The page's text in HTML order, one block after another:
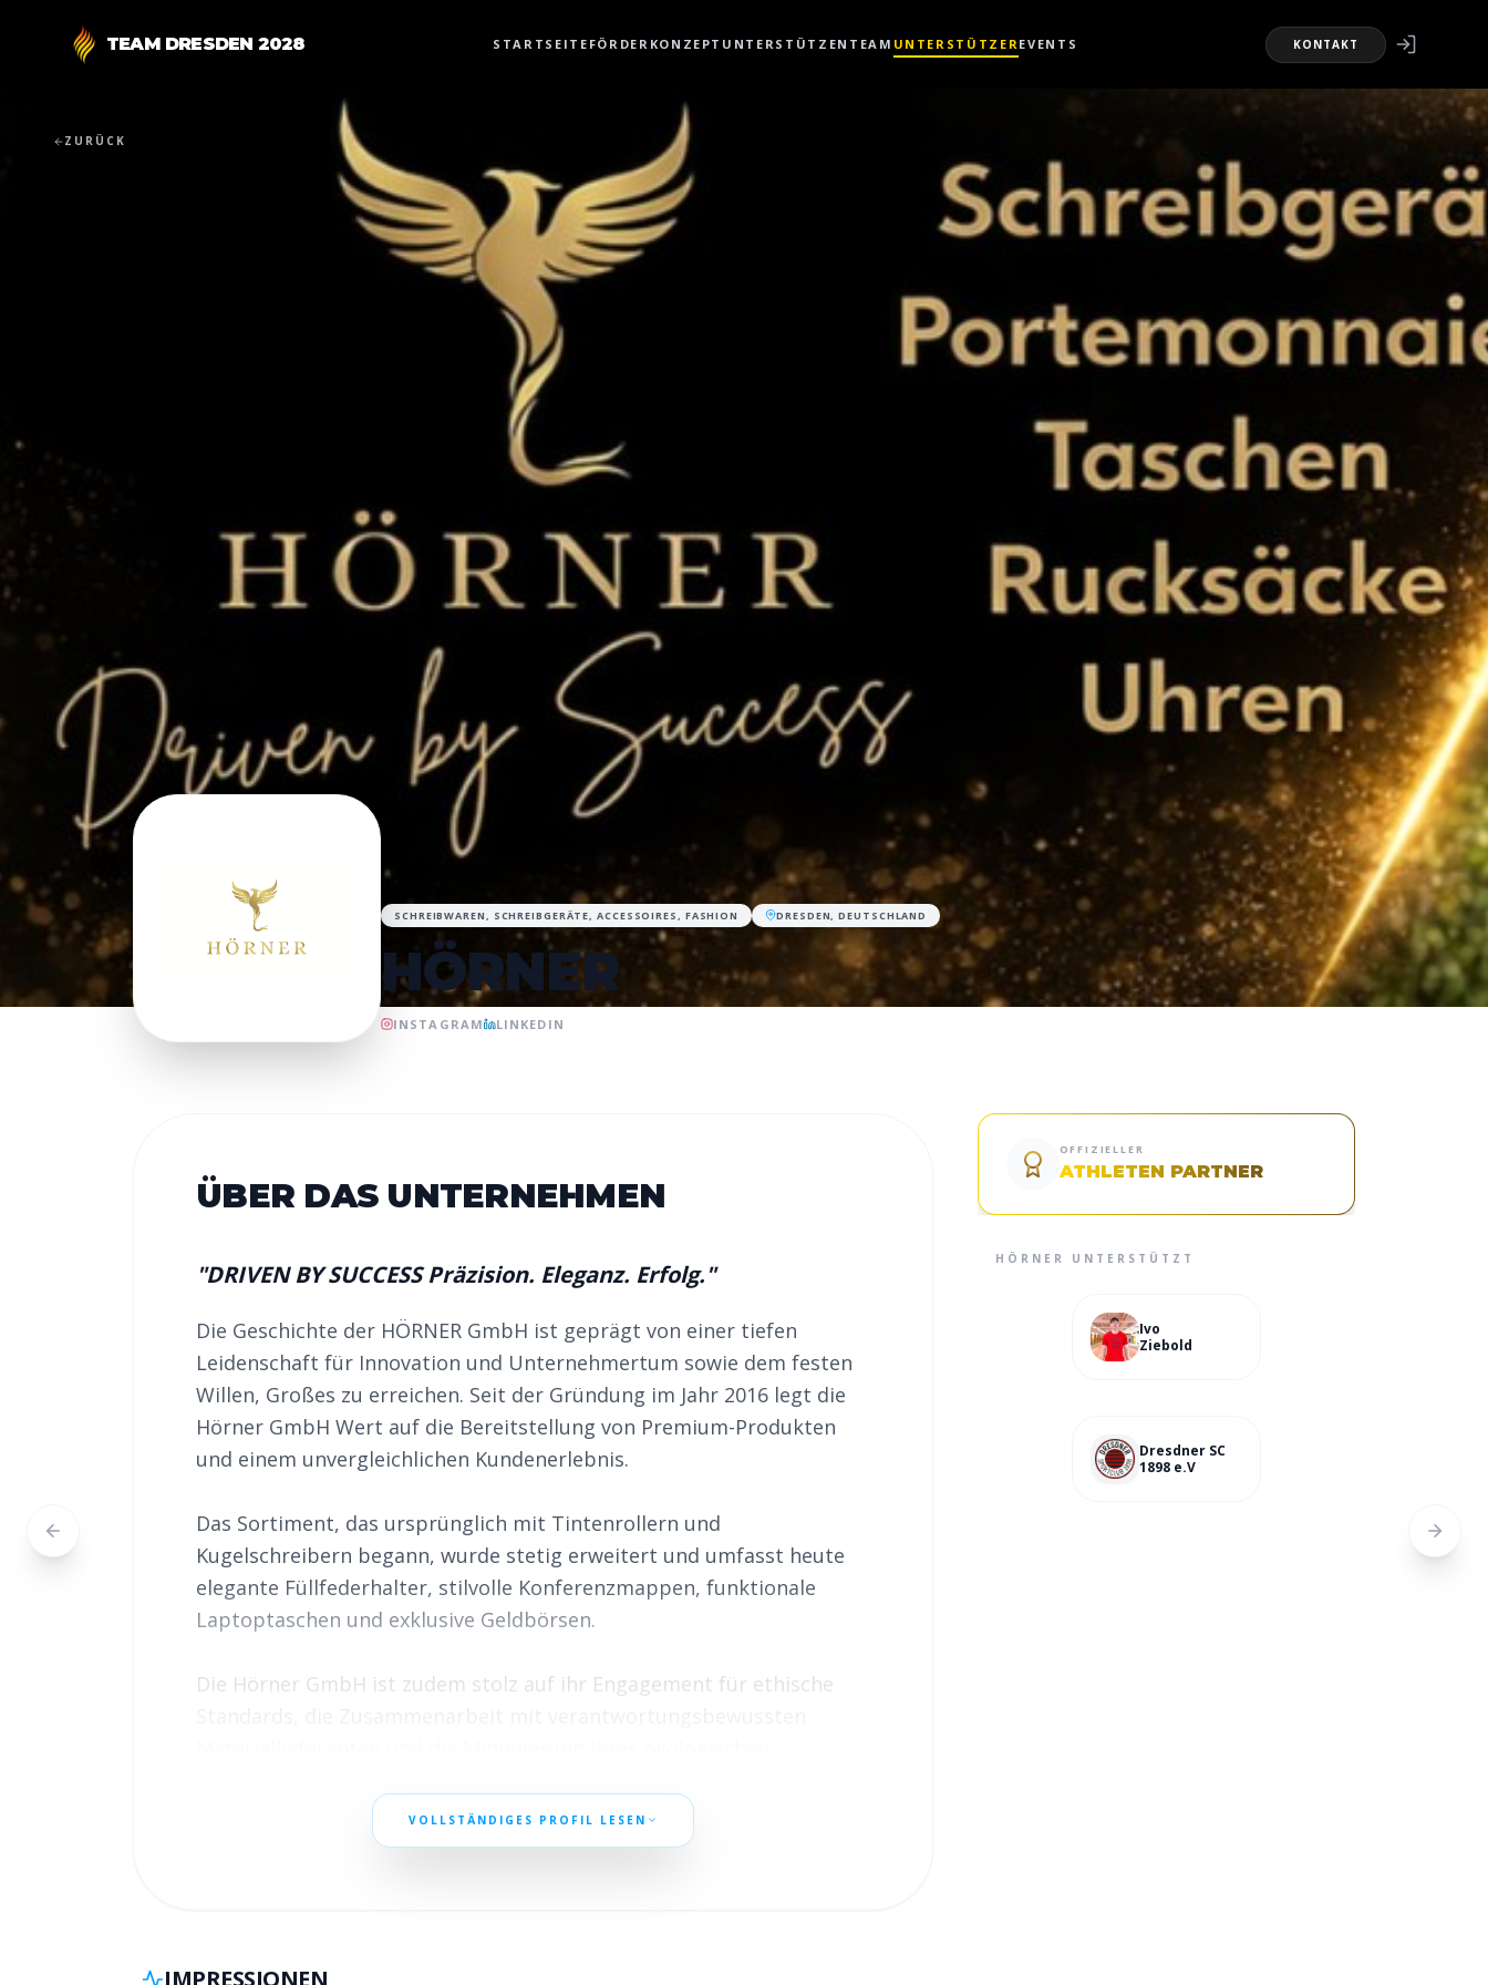
TEAM DRESDEN 2028 STARTSEITE FÖRDERKONZEPT UNTERSTÜTZEN TEAM UNTERSTÜTZEREVENTS KONTAKT
ZURÜCK
SCHREIBWAREN, SCHREIBGERÄTE, ACCESSOIRES, FASHION DRESDEN, DEUTSCHLAND
HÖRNER
INSTAGRAM LINKEDIN
ÜBER DAS UNTERNEHMEN
"DRIVEN BY SUCCESS Präzision. Eleganz. Erfolg."
Die Geschichte der HÖRNER GmbH ist geprägt von einer tiefen
Leidenschaft für Innovation und Unternehmertum sowie dem festen
Willen, Großes zu erreichen. Seit der Gründung im Jahr 2016 legt die
Hörner GmbH Wert auf die Bereitstellung von Premium-Produkten
und einem unvergleichlichen Kundenerlebnis.
Das Sortiment, das ursprünglich mit Tintenrollern und
Kugelschreibern begann, wurde stetig erweitert und umfasst heute
elegante Füllfederhalter, stilvolle Konferenzmappen, funktionale
Laptoptaschen und exklusive Geldbörsen.
Die Hörner GmbH ist zudem stolz auf ihr Engagement für ethische
Sie steht für kontinuierliche Innovation und die Lieferung von
Spitzenprodukten, die Funktionalität, Design und Qualität vereinen.
VOLLSTÄNDIGES PROFIL LESEN
IMPRESSIONEN
OFFIZIELLER
ATHLETEN PARTNER
HÖRNER UNTERSTÜTZT
Ivo
Ziebold
Dresdner SC
1898 e.V